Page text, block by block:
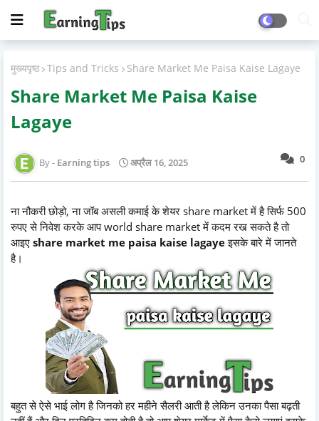
मुख्यपृष्ठ Tips and Tricks Share Market Me Paisa Kaise Lagaye
Share Market Me Paisa Kaise
Lagaye
0
Earning tips अप्रैल 16, 2025
ना नौकरी छोड़ो, ना जॉब असली कमाई के शेयर share market में है सिर्फ 500
रुपए से निवेश करके आप world share market में कदम रख सकते है तो
आइए share market me paisa kaise lagayeइसके बारे में जानते
है।
बहुत से ऐसे भाई लोग है जिनको हर महीने सैलरी आती है लेकिन उनका पैसा बढ़ती